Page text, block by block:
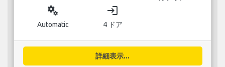
miscellaneous_services
Automatic
login
4 ドア
詳細表示...